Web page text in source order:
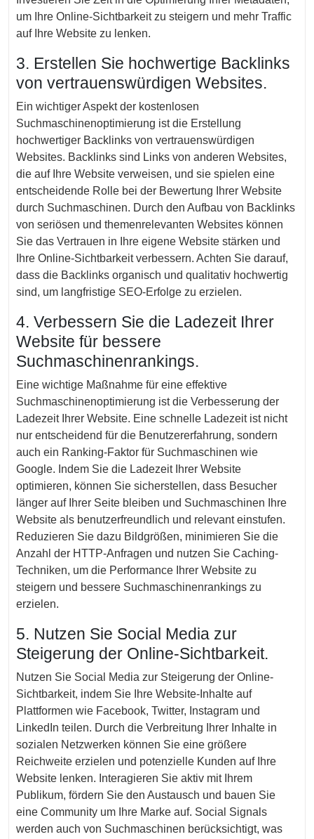
um Ihre Online-Sichtbarkeit zu steigern und mehr Traffic
auf Ihre Website zu lenken.
3. Erstellen Sie hochwertige Backlinks
von vertrauenswürdigen Websites.
Ein wichtiger Aspekt der kostenlosen
Suchmaschinenoptimierung ist die Erstellung
hochwertiger Backlinks von vertrauenswürdigen
Websites. Backlinks sind Links von anderen Websites,
die auf Ihre Website verweisen, und sie spielen eine
entscheidende Rolle bei der Bewertung Ihrer Website
durch Suchmaschinen. Durch den Aufbau von Backlinks
von seriösen und themenrelevanten Websites können
Sie das Vertrauen in Ihre eigene Website stärken und
Ihre Online-Sichtbarkeit verbessern. Achten Sie darauf,
dass die Backlinks organisch und qualitativ hochwertig
sind, um langfristige SEO-Erfolge zu erzielen.
4. Verbessern Sie die Ladezeit Ihrer
Website für bessere
Suchmaschinenrankings.
Eine wichtige Maßnahme für eine effektive
Suchmaschinenoptimierung ist die Verbesserung der
Ladezeit Ihrer Website. Eine schnelle Ladezeit ist nicht
nur entscheidend für die Benutzererfahrung, sondern
auch ein Ranking-Faktor für Suchmaschinen wie
Google. Indem Sie die Ladezeit Ihrer Website
optimieren, können Sie sicherstellen, dass Besucher
länger auf Ihrer Seite bleiben und Suchmaschinen Ihre
Website als benutzerfreundlich und relevant einstufen.
Reduzieren Sie dazu Bildgrößen, minimieren Sie die
Anzahl der HTTP-Anfragen und nutzen Sie Caching-
Techniken, um die Performance Ihrer Website zu
steigern und bessere Suchmaschinenrankings zu
erzielen.
5. Nutzen Sie Social Media zur
Steigerung der Online-Sichtbarkeit.
Nutzen Sie Social Media zur Steigerung der Online-
Sichtbarkeit, indem Sie Ihre Website-Inhalte auf
Plattformen wie Facebook, Twitter, Instagram und
LinkedIn teilen. Durch die Verbreitung Ihrer Inhalte in
sozialen Netzwerken können Sie eine größere
Reichweite erzielen und potenzielle Kunden auf Ihre
Website lenken. Interagieren Sie aktiv mit Ihrem
Publikum, fördern Sie den Austausch und bauen Sie
eine Community um Ihre Marke auf. Social Signals
werden auch von Suchmaschinen berücksichtigt, was